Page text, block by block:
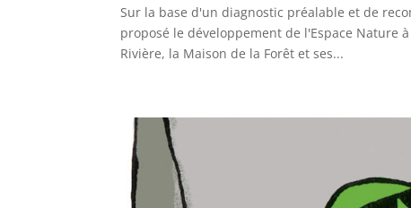
Sur la base d'un diagnostic préalable et de
proposé le développement de l'Espace Nature
Rivière, la Maison de la Forêt et ses...